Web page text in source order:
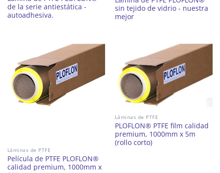
de la serie antiestática -
autoadhesiva.
sin tejido de vidrio - nuestra
mejor
Láminas de PTFE
Película de PTFE PLOFLON®
calidad premium, 1000mm x
Láminas de PTFE
PLOFLON® PTFE film calidad
premium, 1000mm x 5m
(rollo corto)